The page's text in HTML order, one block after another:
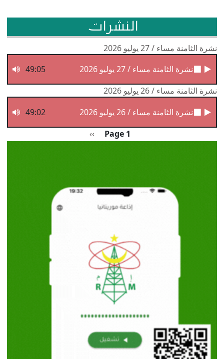
النشرات
نشرة الثامنة مساء / 27 يوليو 2026
نشرة الثامنة مساء / 27 يوليو 2026
49:05
نشرة الثامنة مساء / 26 يوليو 2026
نشرة الثامنة مساء / 26 يوليو 2026
49:02
Page 1 الصفحة التالية
››